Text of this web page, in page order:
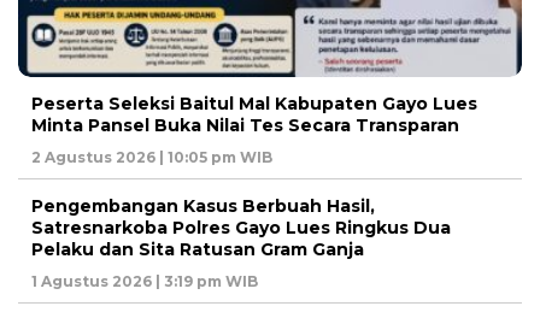
Peserta Seleksi Baitul Mal Kabupaten Gayo Lues
Minta Pansel Buka Nilai Tes Secara Transparan
2 Agustus 2026 | 10:05 pm WIB
Pengembangan Kasus Berbuah Hasil,
Satresnarkoba Polres Gayo Lues Ringkus Dua
Pelaku dan Sita Ratusan Gram Ganja
1 Agustus 2026 | 3:19 pm WIB